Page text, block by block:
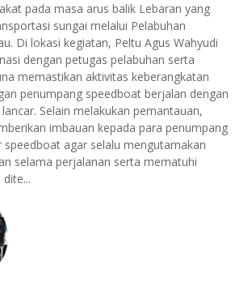
pada masa arus balik Lebaran yang
sungai melalui Pelabuhan
Di lokasi kegiatan, Peltu Agus Wahyudi
dengan petugas pelabuhan serta
memastikan aktivitas keberangkatan
penumpang speedboat berjalan dengan
Selain melakukan pemantauan,
imbauan kepada para penumpang
agar selalu mengutamakan
selama perjalanan serta mematuhi